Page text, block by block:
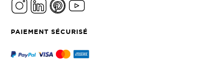
PAIEMENT SÉCURISÉ